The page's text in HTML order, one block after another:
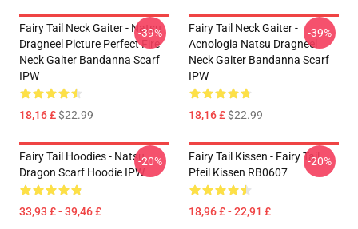
Fairy Tail Neck Gaiter - Natsu
Dragneel Picture Perfect Fire
Neck Gaiter Bandanna Scarf
IPW
18,16 £$22.99
-39%
Fairy Tail Neck Gaiter -
Acnologia Natsu Dragneel
Neck Gaiter Bandanna Scarf
IPW
18,16 £$22.99
-39%
Fairy Tail Hoodies - Natsu
Dragon Scarf Hoodie IPW
33,93 £ - 39,46 £
-20%
Fairy Tail Kissen - Fairy Tail
Pfeil Kissen RB0607
18,96 £ - 22,91 £
-20%